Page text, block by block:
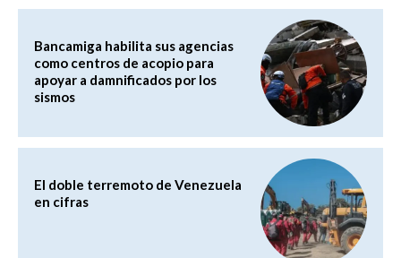
Bancamiga habilita sus agencias
como centros de acopio para
apoyar a damnificados por los
sismos
El doble terremoto de Venezuela
en cifras